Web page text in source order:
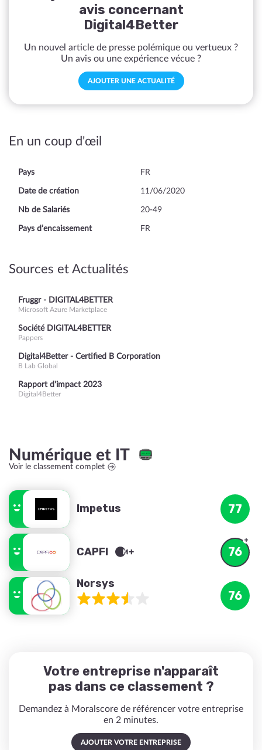
avis concernant
Digital4Better
Un nouvel article de presse polémique ou vertueux ?
Un avis ou une expérience vécue ?
AJOUTER UNE ACTUALITÉ
En un coup d'œil
Pays FR
Date de création 11/06/2020
Nb de Salariés 20-49
Pays d’encaissement FR
Sources et Actualités
Fruggr - DIGITAL4BETTER
Microsoft Azure Marketplace
Société DIGITAL4BETTER
Pappers
Digital4Better - Certified B Corporation
B Lab Global
Rapport d'impact 2023
Digital4Better
Numérique et IT
Voir le classement complet
Impetus 77
CAPFI 76
Norsys
76
Votre entreprise n'apparaît
pas dans ce classement ?
Demandez à Moralscore de référencer votre entreprise
en 2 minutes.
AJOUTER VOTRE ENTREPRISE